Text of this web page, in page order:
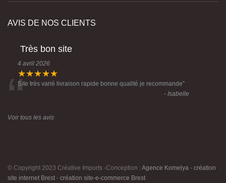
AVIS DE NOS CLIENTS
Très bon site
4 avril 2026
★★★★★
“Site très varié livraison rapide bonne qualité je recommande”
- Isabelle
Voir tous les avis
© Copyright 2023 Créative Imports -Conception : Agence Komelya - création
site internet Brest - création site-e-commerce Brest